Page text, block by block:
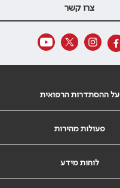
צרו קשר
על ההסתדרות הרפואית
פעולות מהירות
לוחות מידע